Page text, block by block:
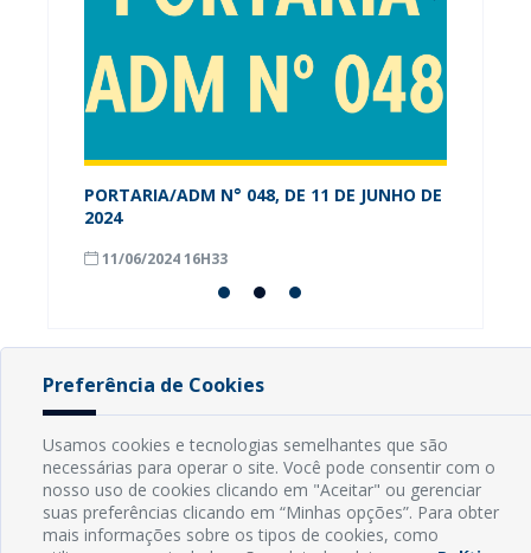
PORTARIA/ADM N° 048, DE 11 DE JUNHO DE
2024
11/06/2024 16H33
INFORMAÇÕES
Endereço: Rua Capitão Vicente de Brito, S/N - Centro
CEP: 59598-000 - Guamaré - RN
Contato: (84) 3525-2032
E-mail: diretoria@guamare.rn.leg.br
Preferência de Cookies
Usamos cookies e tecnologias semelhantes que são
necessárias para operar o site. Você pode consentir com o
nosso uso de cookies clicando em "Aceitar" ou gerenciar
suas preferências clicando em “Minhas opções”. Para obter
mais informações sobre os tipos de cookies, como